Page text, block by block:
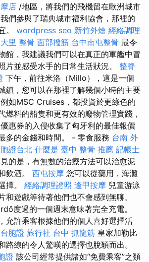
店 /地區，將我們的飛機留在歐洲城市
們參與了瑞典城市福利協會，那裡的
。 wordpress seo 新竹外燴 經絡調理
大里 整骨 面部撥筋 台中南屯整骨 最令
館，我建議我們可以在真正的軍艦中冒
片並感受水手的日常生活狀況。 整脊
下午，前往米洛（Millo），這是一個
鎮，您可以在那裡了解幾個小時的主要
如MSC Cruises，都投資於更綠色的
燃料的船隻和更有效的廢物管理實踐，
惠券的入侵收集了匈牙利的最佳報價
多的金錢和時間。 - 零食服務 台南 外
證台北 什麼是 臺中 整骨 推薦 記帳士
的是，有無數的治療方法可以治愈泥
飲酒。 西屯按摩 您可以從藥用，海灘
擇。 經絡調理證照 逢甲按摩 兒童游泳
和遊戲等待著他們也不會感到無聊。
度過的一個週末意味著完全充電。
允許乘客根據他們的個人喜好選擇活
台胞證 旅行社 台中 抓龍筋 皇家加勒比
路線的令人驚嘆的選擇也脫穎而出。
證 該公司經常提供諸如“免費乘客”之類